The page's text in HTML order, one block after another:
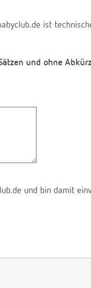
ist
und ohne
und bin damit